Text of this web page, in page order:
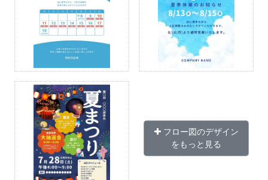
フロー図のデザイン
をもっと見る